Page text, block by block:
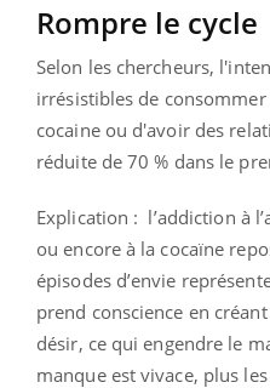
Rompre le cycle
Selon les chercheurs,
irrésistibles de consommer
cocaine ou d'avoir des
réduite de 70 % dans le
Explication : l’addiction à
ou encore à la cocaïne
épisodes d’envie
prend conscience en
désir, ce qui engendre le
manque est vivace, plus